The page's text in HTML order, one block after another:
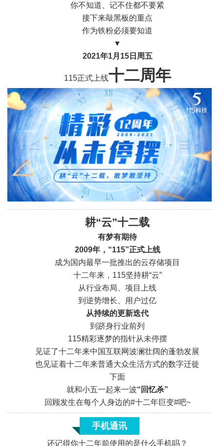
你不知道、记不住都不要紧
接下来敲黑板的重点
作为铁粉必须要知道
▼
2021年1月15日 周五
115正式上线十二周年
耕“云”十二载
有梦有期待
2009年，“115”正式上线
成为国内最早一批推出的云存储项目
十二年来，115坚持耕“云”
从行业布局、项目上线
到逆势增长、用户过亿
从持续的更新迭代
到跻身行业前列
115精彩逐梦的指针从未停摆
见证了十二年来中国互联网波澜壮阔的蓬勃发展
也见证着十二年来普通大众生活方式的数字迁徙
下面
就和小五一起来一波“回忆杀”
回顾发生在每个人身边的#十二年巨变#吧~
手机通讯
还记得你十二年前使用的是什么手机吗？